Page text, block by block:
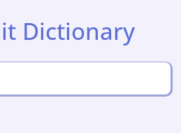
Dictionary